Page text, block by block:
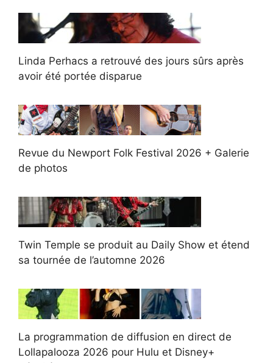
Linda Perhacs a retrouvé des jours sûrs après
avoir été portée disparue
Revue du Newport Folk Festival 2026 + Galerie
de photos
Twin Temple se produit au Daily Show et étend
sa tournée de l’automne 2026
La programmation de diffusion en direct de
Lollapalooza 2026 pour Hulu et Disney+